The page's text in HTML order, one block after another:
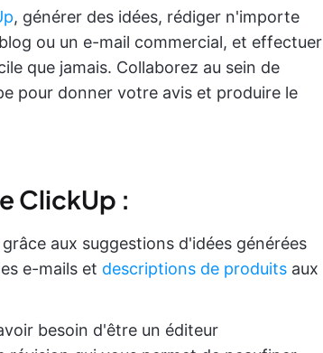
, générer des idées, rédiger n'importe
ou un e-mail commercial, et effectuer
que jamais. Collaborez au sein de
pour donner votre avis et produire le
ClickUp :
aux suggestions d'idées générées
e-mails et descriptions de produits aux
besoin d'être un éditeur